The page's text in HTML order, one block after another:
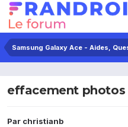
Samsung Galaxy Ace - Aides,
effacement photos
Par christianb